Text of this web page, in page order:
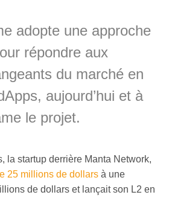
adopte une approche
répondre aux
du marché en
aujourd’hui et à
le projet.
la startup derrière Manta Network,
25 millions de dollars à une
de dollars et lançait son L2 en